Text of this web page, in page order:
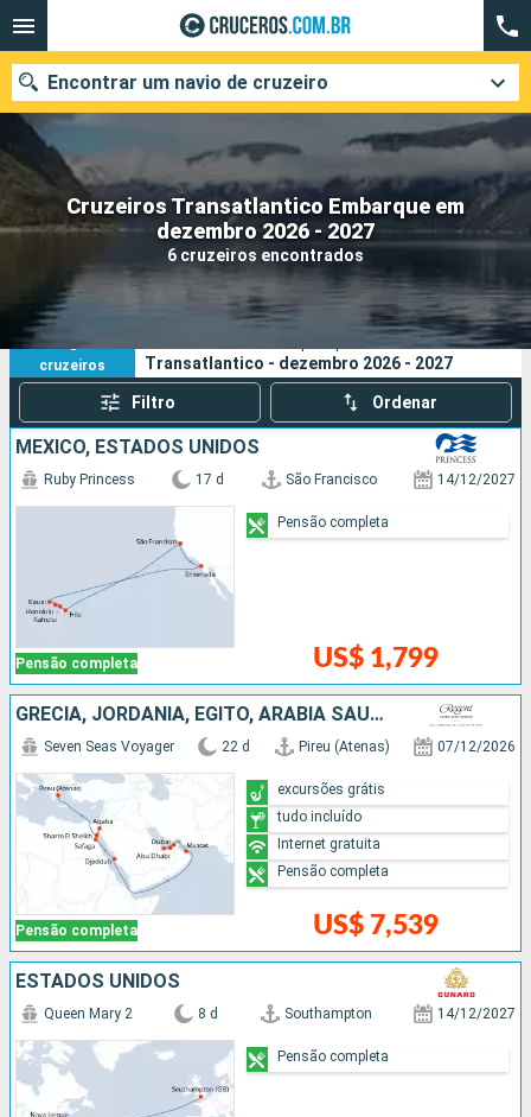
Cruzeiros Transatlantico Embarque em
dezembro 2026 - 2027
6 cruzeiros encontrados
Encontrar um navio de cruzeiro
Quando ir?
Data de partida
Cidades Companhias
Pesquisar
6
cruzeiros
Transatlantico - dezembro 2026 - 2027
Filtro Ordenar
MÉXICO, ESTADOS UNIDOS
Pensão completa
Ruby Princess 17 d São Francisco 14/12/2027
US$ 1,799
Pensão completa
GRÉCIA, JORDANIA, EGITO, ARABIA SAUDITA, OMÃ, EMIRADOS ÁRABES UNIDOS
Pensão completa
Seven Seas Voyager 22 d Pireu (Atenas) 07/12/2026
US$ 7,539
excursões grátis
tudo incluído
Internet gratuita
Pensão completa
ESTADOS UNIDOS
Queen Mary 2 8 d Southampton 14/12/2027
Pensão completa